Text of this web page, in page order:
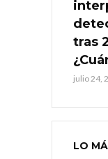
tras
julio 24,
LO